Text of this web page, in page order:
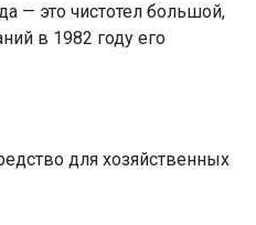
— это чистотел большой,
в 1982 году его
для хозяйственных